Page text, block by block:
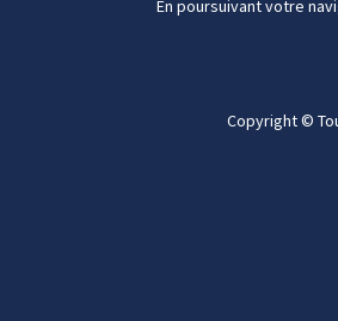
En poursuivant votre
Copyright ©